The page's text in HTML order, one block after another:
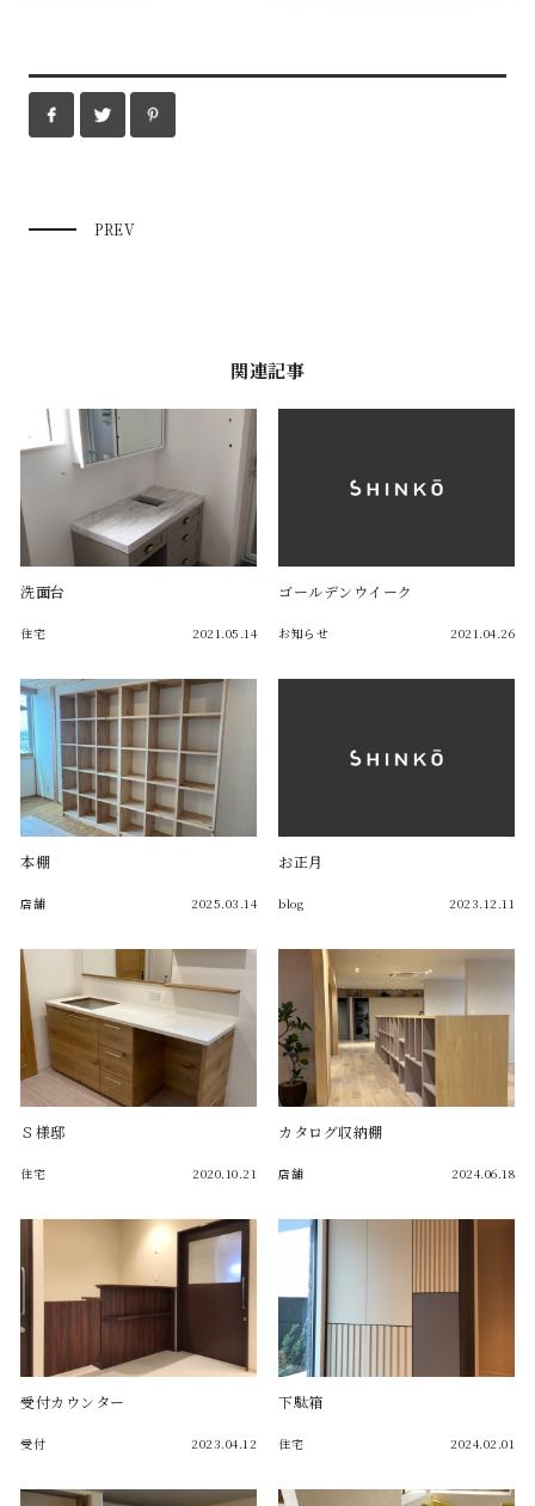
PREV
関連記事
洗面台
住宅 2021.05.14
ゴールデンウイーク
お知らせ 2021.04.26
本棚
店舗 2025.03.14
お正月
blog 2023.12.11
Ｓ様邸
住宅 2020.10.21
カタログ収納棚
店舗 2024.06.18
受付カウンター
受付 2023.04.12
下駄箱
住宅 2024.02.01